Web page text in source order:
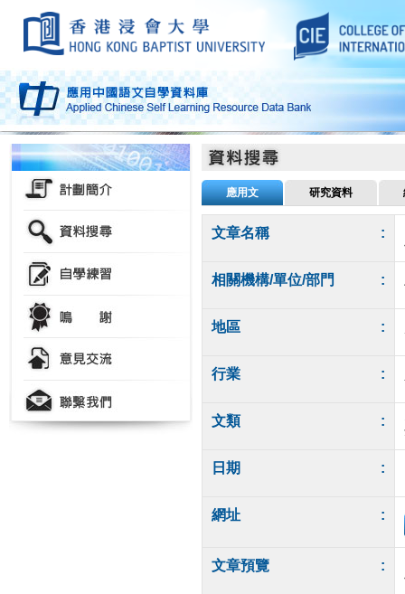
應用文 研究資料
文章名稱 :
相關機構/單位/部門 :
地區 :
行業 :
文類 :
日期 :
網址 :
文章預覽 :